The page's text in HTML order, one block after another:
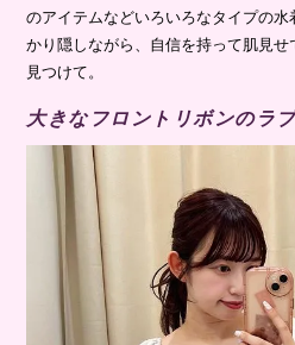
のアイテムなどいろいろなタイプの
かり隠しながら、自信を持って肌見
見つけて。
大きなフロントリボンのラ